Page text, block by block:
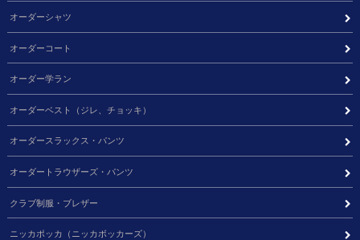
オーダーシャツ
オーダーコート
オーダー学ラン
オーダーベスト（ジレ、チョッキ）
オーダースラックス・パンツ
オーダートラウザーズ・パンツ
クラブ制服・ブレザー
ニッカポッカ（ニッカボッカーズ）